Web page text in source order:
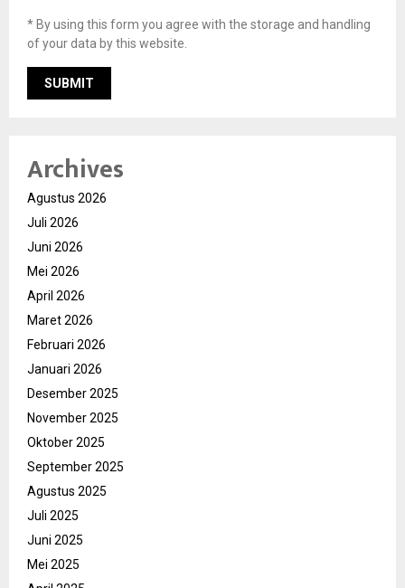
* By using this form you agree with the storage and handling
of your data by this website.
Archives
Agustus 2026
Juli 2026
Juni 2026
Mei 2026
April 2026
Maret 2026
Februari 2026
Januari 2026
Desember 2025
November 2025
Oktober 2025
September 2025
Agustus 2025
Juli 2025
Juni 2025
Mei 2025